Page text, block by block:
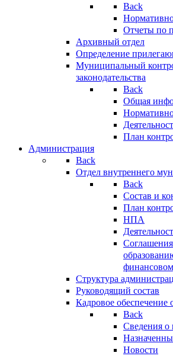
Back
Отчеты по
Архивный отдел
Определение
Муниципальный
законодательства
Back
Общая
План
Администрация
Back
Отдел внутреннего
Back
Состав и
План
НПА
Структура
Руководящий состав
Кадровое обеспечение
Back
Сведения о
Новости